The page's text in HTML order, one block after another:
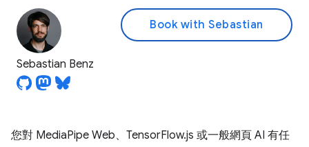
Sebastian Benz
Book with Sebastian
您對 MediaPipe Web、TensorFlow.js 或一般網頁 AI 有任